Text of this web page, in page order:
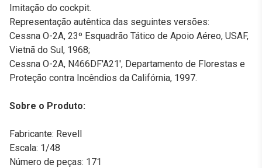
Imitação do cockpit.
Representação autêntica das seguintes versões:
Cessna O-2A, 23º Esquadrão Tático de Apoio Aéreo, USAF,
Vietnã do Sul, 1968;
Cessna O-2A, N466DF'A21', Departamento de Florestas e
Proteção contra Incêndios da Califórnia, 1997.
Sobre o Produto:
Fabricante: Revell
Escala: 1/48
Número de peças: 171